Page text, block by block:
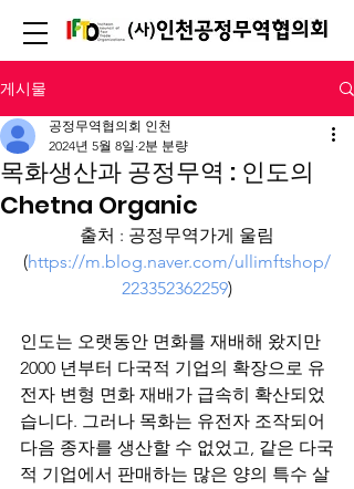
게시물
목화생산과 공정무역 : 인도의
Chetna Organic
공정무역협의회 인천
2024년 5월 8일 2분 분량
출처 : 공정무역가게 울림
(https://m.blog.naver.com/ullimftshop/
223352362259)
인도는 오랫동안 면화를 재배해 왔지만
2000 년부터 다국적 기업의 확장으로 유
전자 변형 면화 재배가 급속히 확산되었
습니다. 그러나 목화는 유전자 조작되어
다음 종자를 생산할 수 없었고, 같은 다국
적 기업에서 판매하는 많은 양의 특수 살